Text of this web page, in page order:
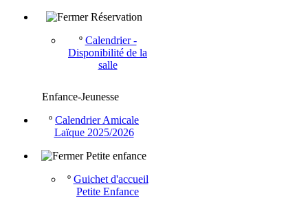
Réservation
º Calendrier -
Disponibilité de la
salle
Enfance-Jeunesse
º Calendrier Amicale
Laïque 2025/2026
Petite enfance
º Guichet d'accueil
Petite Enfance